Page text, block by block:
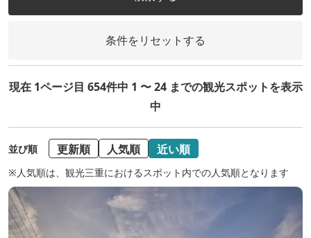
条件をリセットする
現在 1ページ目 654件中 1 〜 24 までの観光スポットを表示
中
並び順 更新順 人気順 近い順
※人気順は、観光三重におけるスポット内での人気順となります